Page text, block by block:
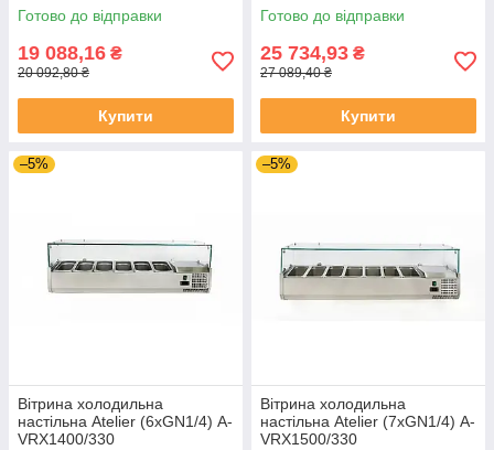
Готово до відправки
19 088,16 ₴
20 092,80 ₴
Купити
Готово до відправки
25 734,93 ₴
27 089,40 ₴
Купити
–5%
Вітрина холодильна
настільна Atelier (6хGN1/4) А-
VRX1400/330
–5%
Вітрина холодильна
настільна Atelier (7хGN1/4) А-
VRX1500/330